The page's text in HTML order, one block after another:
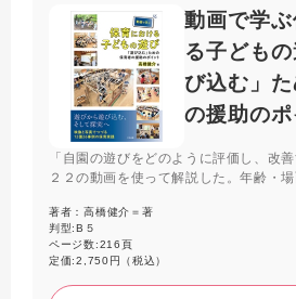
動画で学
る子ども
び込む」
の援助のポ
「自園の遊びをどのように評価し、改
２２の動画を使って解説した。年齢・
全体を見る目を鍛えられ、サークル・タ
保育の進め方などもわかる。
著者：高橋健介＝著
判型:B５
ページ数:216頁
定価:2,750円（税込）